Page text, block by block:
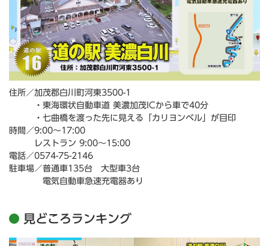
住所／加茂郡白川町河東3500-1
・東海環状自動車道 美濃加茂ICから車で40分
・七曲橋を渡った先に見える「カリヨンベル」が目印
時間／9:00～17:00
レストラン 9:00～15:00
電話／0574-75-2146
駐車場／普通車135台 大型車3台
電気自動車急速充電器あり
見どころランキング